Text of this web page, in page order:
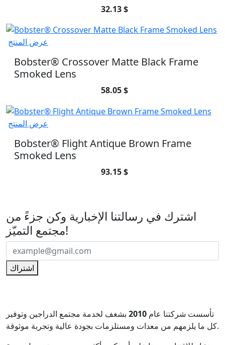
32.13 $
عرض المنتج
Bobster® Crossover Matte Black Frame
Smoked Lens
58.05 $
عرض المنتج
Bobster® Flight Antique Brown Frame
Smoked Lens
93.15 $
اشترك في رسالتنا الإخبارية وكن جزءً من
مجتمع التميّز!
اشتراك
تأسست شركتنا عام 2010 بشغف لخدمة مجتمع الدراجين وتوفير
كل ما يلزمهم من معدات ومستلزمات بجودة عالية وتجربة موثوقة.